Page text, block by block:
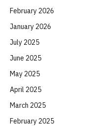
February 2026
January 2026
July 2025
June 2025
May 2025
April 2025
March 2025
February 2025